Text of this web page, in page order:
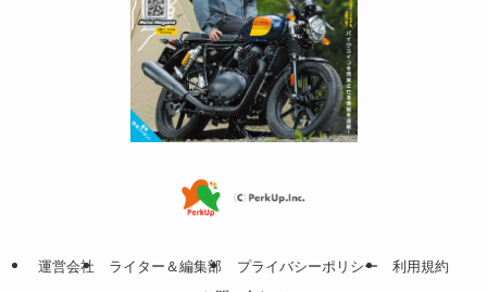
運営会社 ライター＆編集部 プライバシーポリシー
利用規約